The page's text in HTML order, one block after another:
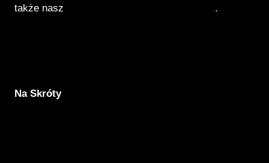
także nasz
.
Na Skróty